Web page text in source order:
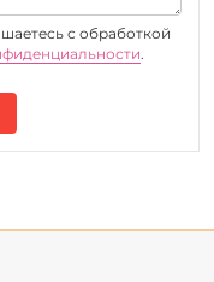
c обработкой
.